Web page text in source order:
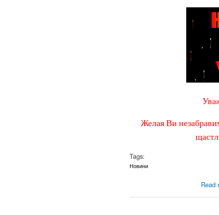
Желая Ви
Tags:
Новини
Read